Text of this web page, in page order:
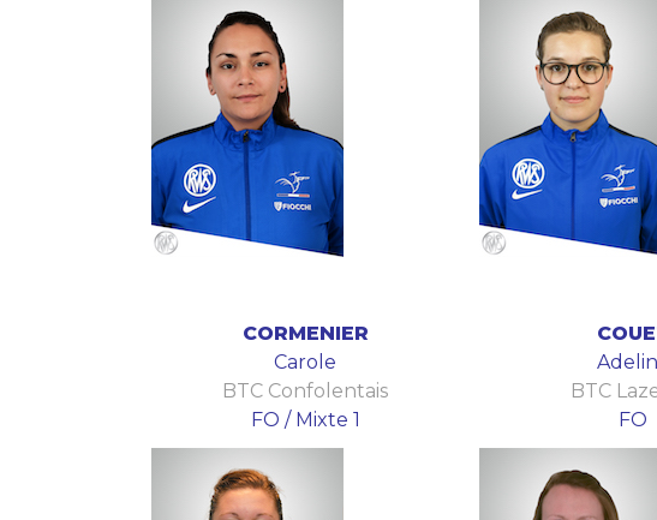
CORMENIER
Carole
BTC Confolentais
FO / Mixte 1
BTC
FO